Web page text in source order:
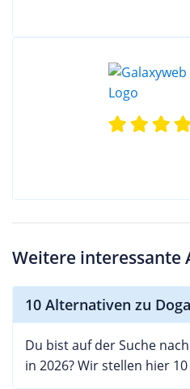
Weitere interessante
10 Alternativen zu
Du bist auf der Suche
in 2026? Wir stellen hier